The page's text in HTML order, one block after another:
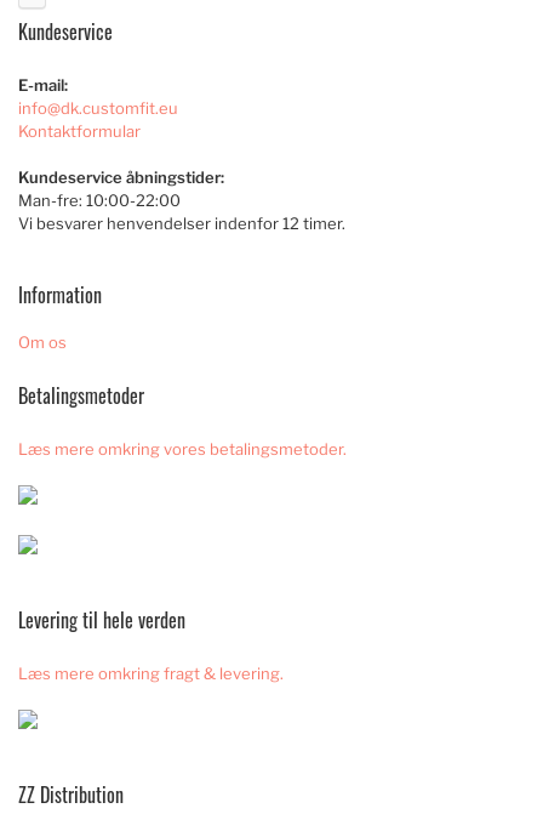
Kundeservice
E-mail:
info@dk.customfit.eu
Kontaktformular
Kundeservice åbningstider:
Man-fre: 10:00-22:00
Vi besvarer henvendelser indenfor 12 timer.
Information
Om os
Betalingsmetoder
Læs mere omkring vores betalingsmetoder.
Levering til hele verden
Læs mere omkring fragt & levering.
ZZ Distribution